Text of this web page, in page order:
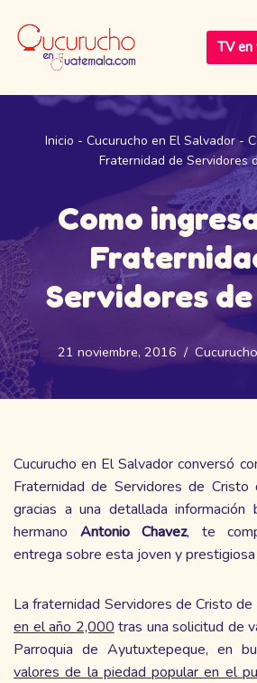
Saltar
contenido
TV en
Inicio - Cucurucho en El Salvador-
Fraternidad de Servidores
Como
Servidores
21 noviembre, 2016
Cucurucho en El Salvador conversó
Fraternidad de Servidores de
gracias a una detallada información
hermano Antonio Chavez, te
entrega sobre esta joven y
La fraternidad Servidores de Cristo
en el año 2,000 tras una solicitud de
Parroquia de Ayutuxtepeque, en
valores de la piedad popular en el